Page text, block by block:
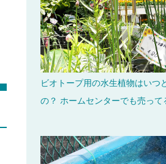
ビオトープ用の水生植物はいつ
の？ ホームセンターでも売って